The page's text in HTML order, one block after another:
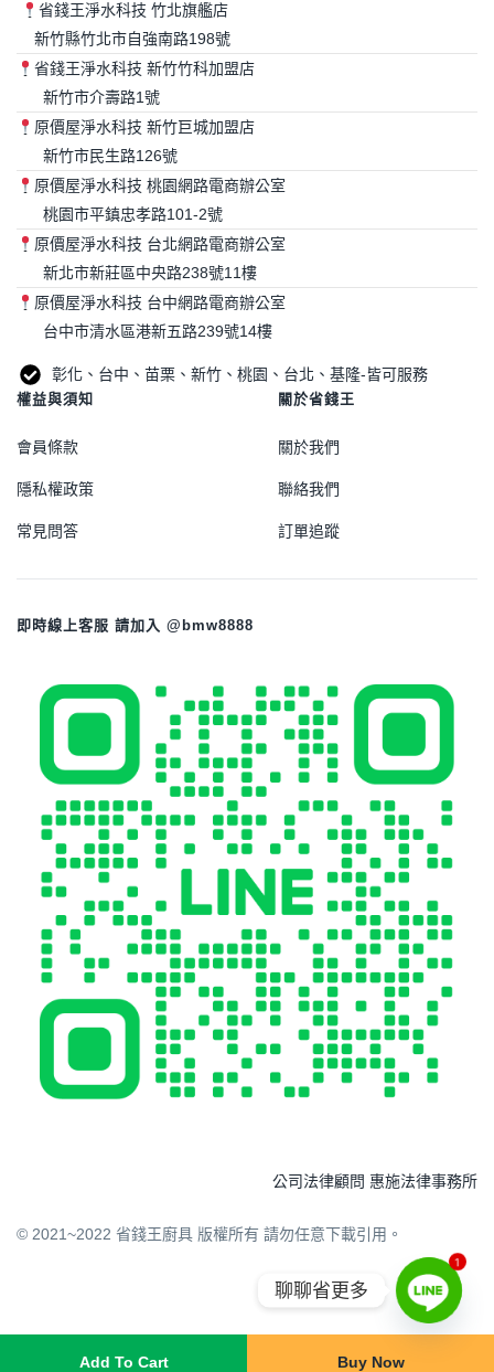
Add To Cart Buy Now
省錢王淨水科技 竹北旗艦店
新竹縣竹北市自強南路198號
省錢王淨水科技 新竹竹科加盟店
新竹市介壽路1號
原價屋淨水科技 新竹巨城加盟店
新竹市民生路126號
原價屋淨水科技 桃園網路電商辦公室
桃園市平鎮忠孝路101-2號
原價屋淨水科技 台北網路電商辦公室
新北市新莊區中央路238號11樓
原價屋淨水科技 台中網路電商辦公室
台中市清水區港新五路239號14樓
彰化、台中、苗栗、新竹、桃園、台北、基隆-皆可服務
權益與須知
會員條款
隱私權政策
常見問答
關於省錢王
關於我們
聯絡我們
訂單追蹤
即時線上客服 請加入 @bmw8888
© 2021~2022 省錢王廚具 版權所有 請勿任意下載引用。
公司法律顧問 惠施法律事務所
1
聊聊省更多